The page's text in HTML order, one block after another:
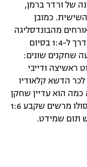
של ורדר ברמן,
כמובן
מהבונדסליגה
לא הורידו לרגע את הרגל מהדוושה, בדרך ל-1:4 בסיום
שחקנים שונים:
ראשיצה ודייבי
הדשא קלאודיו
41 עדיין הראה כמה הוא עדיין שחקן
איכותי והשלים צמד מהיר, כולל שער סולו מרשים שקבע 1:6
תום שמידט.